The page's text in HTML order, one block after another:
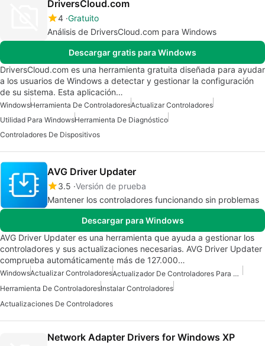
DriversCloud.com
4 Gratuito
Análisis de DriversCloud.com para Windows
Descargar gratis para Windows
DriversCloud.com es una herramienta gratuita diseñada para ayudar
a los usuarios de Windows a detectar y gestionar la configuración
de su sistema. Esta aplicación…
WindowsHerramienta De ControladoresActualizar Controladores
Utilidad Para WindowsHerramienta De Diagnóstico
Controladores De Dispositivos
AVG Driver Updater
3.5 Versión de prueba
Mantener los controladores funcionando sin problemas
Descargar para Windows
AVG Driver Updater es una herramienta que ayuda a gestionar los
controladores y sus actualizaciones necesarias. AVG Driver Updater
comprueba automáticamente más de 127.000…
WindowsActualizar Controladores
Actualizador De Controladores Para Windows 7
Herramienta De ControladoresInstalar Controladores
Actualizaciones De Controladores
Network Adapter Drivers for Windows XP